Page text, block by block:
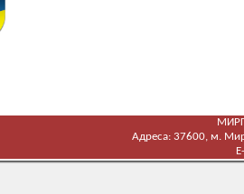
Адреса: 37600, м.